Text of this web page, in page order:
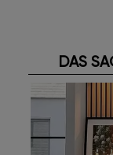
DAS